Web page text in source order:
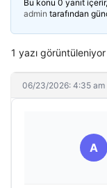
Bu konu 0 yanıt
admin tarafından
1 yazı
06/23/2026: 4:35 am
A